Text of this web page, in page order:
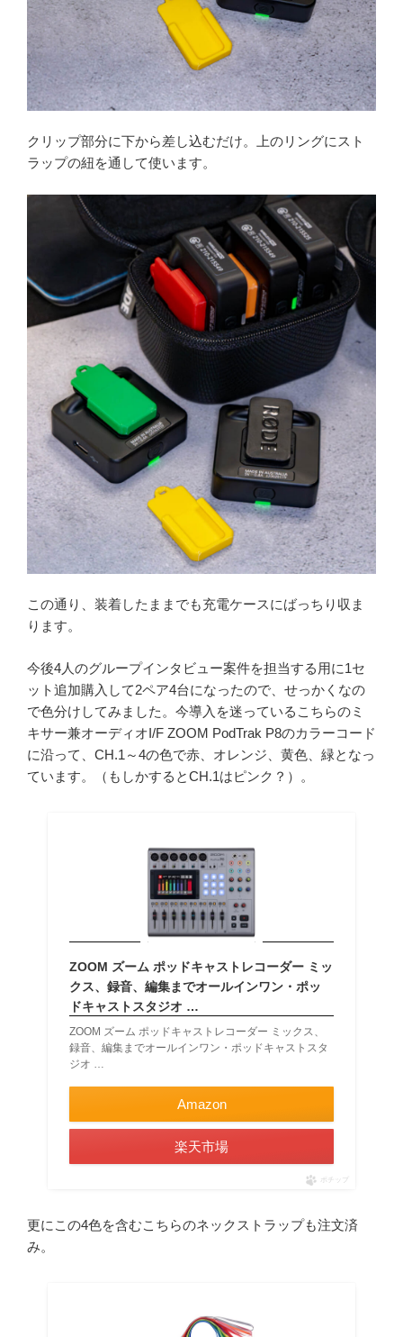
クリップ部分に下から差し込むだけ。上のリングにスト
ラップの紐を通して使います。
この通り、装着したままでも充電ケースにばっちり収ま
ります。
今後4人のグループインタビュー案件を担当する用に1セ
ット追加購入して2ペア4台になったので、せっかくなの
で色分けしてみました。今導入を迷っているこちらのミ
キサー兼オーディオI/F ZOOM PodTrak P8のカラーコード
に沿って、CH.1～4の色で赤、オレンジ、黄色、緑となっ
ています。（もしかするとCH.1はピンク？）。
ZOOM ズーム ポッドキャストレコーダー ミッ
クス、録音、編集までオールインワン・ポッ
ドキャストスタジオ …
ZOOM ズーム ポッドキャストレコーダー ミックス、
録音、編集までオールインワン・ポッドキャストスタ
ジオ …
Amazon
楽天市場
ポチップ
更にこの4色を含むこちらのネックストラップも注文済
み。